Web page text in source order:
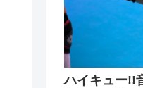
ハイキュー!!